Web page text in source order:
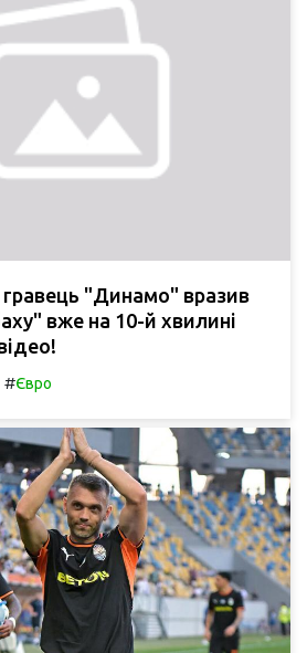
"Динамо" вразив
вже на 10-й хвилині
#Євро